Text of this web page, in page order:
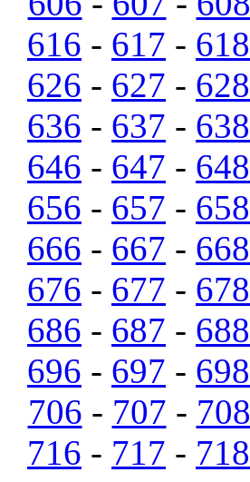
616 - 617 - 618
626 - 627 - 628
636 - 637 - 638
646 - 647 - 648
656 - 657 - 658
666 - 667 - 668
676 - 677 - 678
686 - 687 - 688
696 - 697 - 698
706 - 707 - 708
716 - 717 - 718